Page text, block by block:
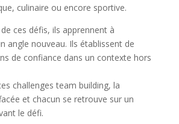
culinaire ou encore sportive.
ces défis, ils apprennent à
angle nouveau. Ils établissent de
de confiance dans un contexte hors
challenges team building, la
et chacun se retrouve sur un
le défi.